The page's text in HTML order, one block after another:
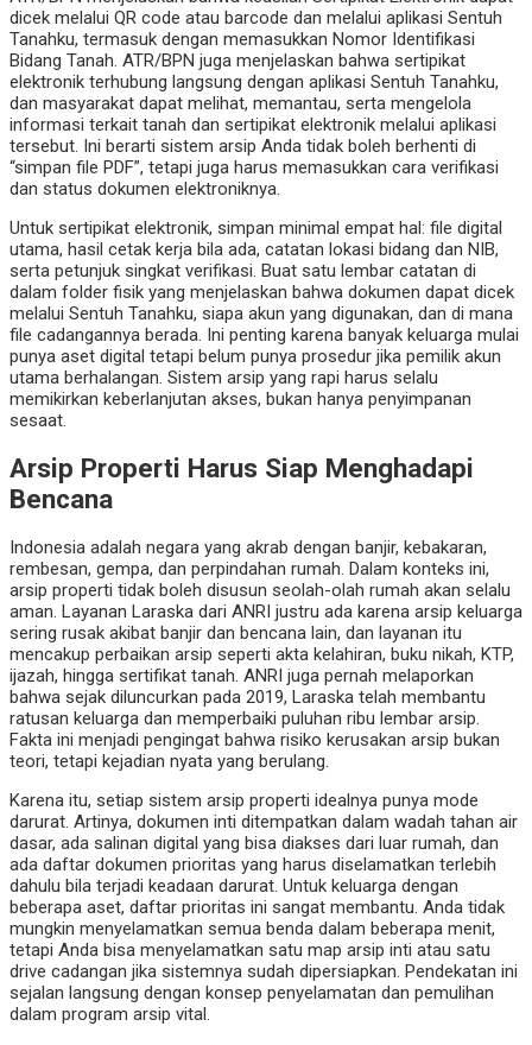
dicek melalui QR code atau barcode dan melalui aplikasi Sentuh
Tanahku, termasuk dengan memasukkan Nomor Identifikasi
Bidang Tanah. ATR/BPN juga menjelaskan bahwa sertipikat
elektronik terhubung langsung dengan aplikasi Sentuh Tanahku,
dan masyarakat dapat melihat, memantau, serta mengelola
informasi terkait tanah dan sertipikat elektronik melalui aplikasi
tersebut. Ini berarti sistem arsip Anda tidak boleh berhenti di
“simpan file PDF”, tetapi juga harus memasukkan cara verifikasi
dan status dokumen elektroniknya.
Untuk sertipikat elektronik, simpan minimal empat hal: file digital
utama, hasil cetak kerja bila ada, catatan lokasi bidang dan NIB,
serta petunjuk singkat verifikasi. Buat satu lembar catatan di
dalam folder fisik yang menjelaskan bahwa dokumen dapat dicek
melalui Sentuh Tanahku, siapa akun yang digunakan, dan di mana
file cadangannya berada. Ini penting karena banyak keluarga mulai
punya aset digital tetapi belum punya prosedur jika pemilik akun
utama berhalangan. Sistem arsip yang rapi harus selalu
memikirkan keberlanjutan akses, bukan hanya penyimpanan
sesaat.
Arsip Properti Harus Siap Menghadapi
Bencana
Indonesia adalah negara yang akrab dengan banjir, kebakaran,
rembesan, gempa, dan perpindahan rumah. Dalam konteks ini,
arsip properti tidak boleh disusun seolah-olah rumah akan selalu
aman. Layanan Laraska dari ANRI justru ada karena arsip keluarga
sering rusak akibat banjir dan bencana lain, dan layanan itu
mencakup perbaikan arsip seperti akta kelahiran, buku nikah, KTP,
ijazah, hingga sertifikat tanah. ANRI juga pernah melaporkan
bahwa sejak diluncurkan pada 2019, Laraska telah membantu
ratusan keluarga dan memperbaiki puluhan ribu lembar arsip.
Fakta ini menjadi pengingat bahwa risiko kerusakan arsip bukan
teori, tetapi kejadian nyata yang berulang.
Karena itu, setiap sistem arsip properti idealnya punya mode
darurat. Artinya, dokumen inti ditempatkan dalam wadah tahan air
dasar, ada salinan digital yang bisa diakses dari luar rumah, dan
ada daftar dokumen prioritas yang harus diselamatkan terlebih
dahulu bila terjadi keadaan darurat. Untuk keluarga dengan
beberapa aset, daftar prioritas ini sangat membantu. Anda tidak
mungkin menyelamatkan semua benda dalam beberapa menit,
tetapi Anda bisa menyelamatkan satu map arsip inti atau satu
drive cadangan jika sistemnya sudah dipersiapkan. Pendekatan ini
sejalan langsung dengan konsep penyelamatan dan pemulihan
dalam program arsip vital.